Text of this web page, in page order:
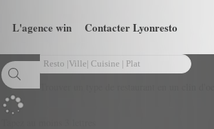
L'agence win Contacter Lyonresto